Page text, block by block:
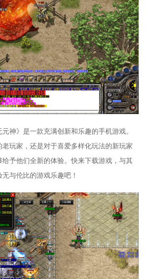
元神》是一款充满创新和乐趣的手机游戏。
玩家，还是对于喜爱多样化玩法的新玩家
予他们全新的体验。快来下载游戏，与其
与伦比的游戏乐趣吧！